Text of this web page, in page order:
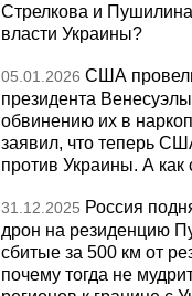
Стрелкова и Пушилина
власти Украины?
05.01.2026 США
президента
обвинению их в
заявил, что теперь
против Украины. А как
31.12.2025 Россия
дрон на резиденцию
сбитые за 500 км от
почему тогда не